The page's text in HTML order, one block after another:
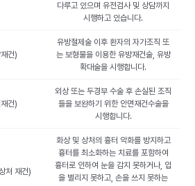
다루고 있으며 유전검사 및 상담까지
시행하고 있습니다.
건)
유방절제술 이후 환자의 자가조직 또
는 보형물을 이용한 유방재건술, 유방
확대술을 시행합니다.
건)
외상 또는 두경부 수술 후 손실된 조직
들을 보완하기 위한 안면재건수술을
시행합니다.
처 재건)
화상 및 상처의 흉터 악화를 방지하고
흉터를 최소화하는 치료를 포함하여
흉터로 인하여 눈을 감지 못하거나, 입
을 벌리지 못하고, 손을 쓰지 못하는